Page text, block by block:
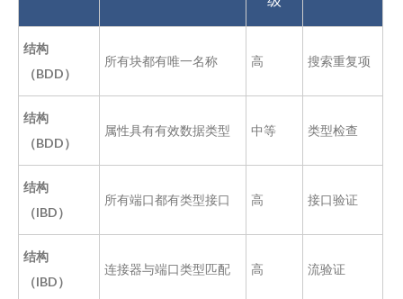
结构
（BDD）
所有块都有唯一名称 高 搜索重复项
结构
（BDD）
属性具有有效数据类型 中等 类型检查
结构
（IBD）
所有端口都有类型接口 高 接口验证
结构
（IBD）
连接器与端口类型匹配 高 流验证